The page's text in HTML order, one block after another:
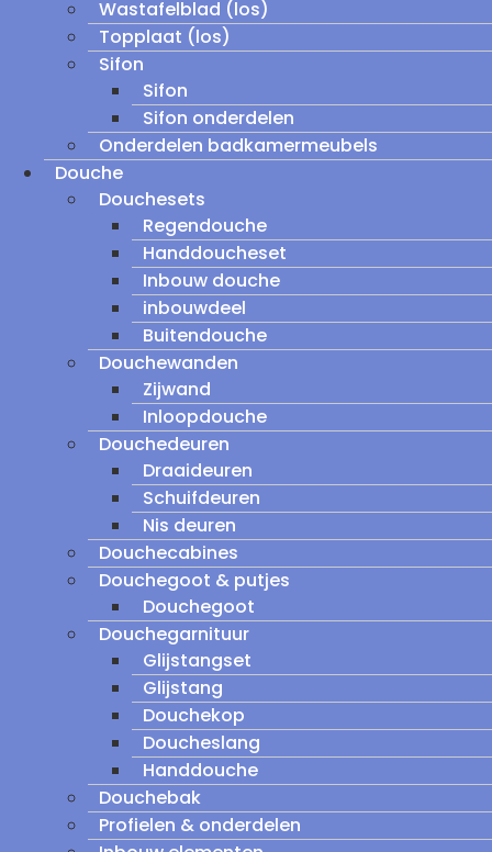
Wastafelblad (los)
Topplaat (los)
Sifon
Sifon
Sifon onderdelen
Onderdelen badkamermeubels
Douche
Douchesets
Regendouche
Handdoucheset
Inbouw douche
inbouwdeel
Buitendouche
Douchewanden
Zijwand
Inloopdouche
Douchedeuren
Draaideuren
Schuifdeuren
Nis deuren
Douchecabines
Douchegoot & putjes
Douchegoot
Douchegarnituur
Glijstangset
Glijstang
Douchekop
Doucheslang
Handdouche
Douchebak
Profielen & onderdelen